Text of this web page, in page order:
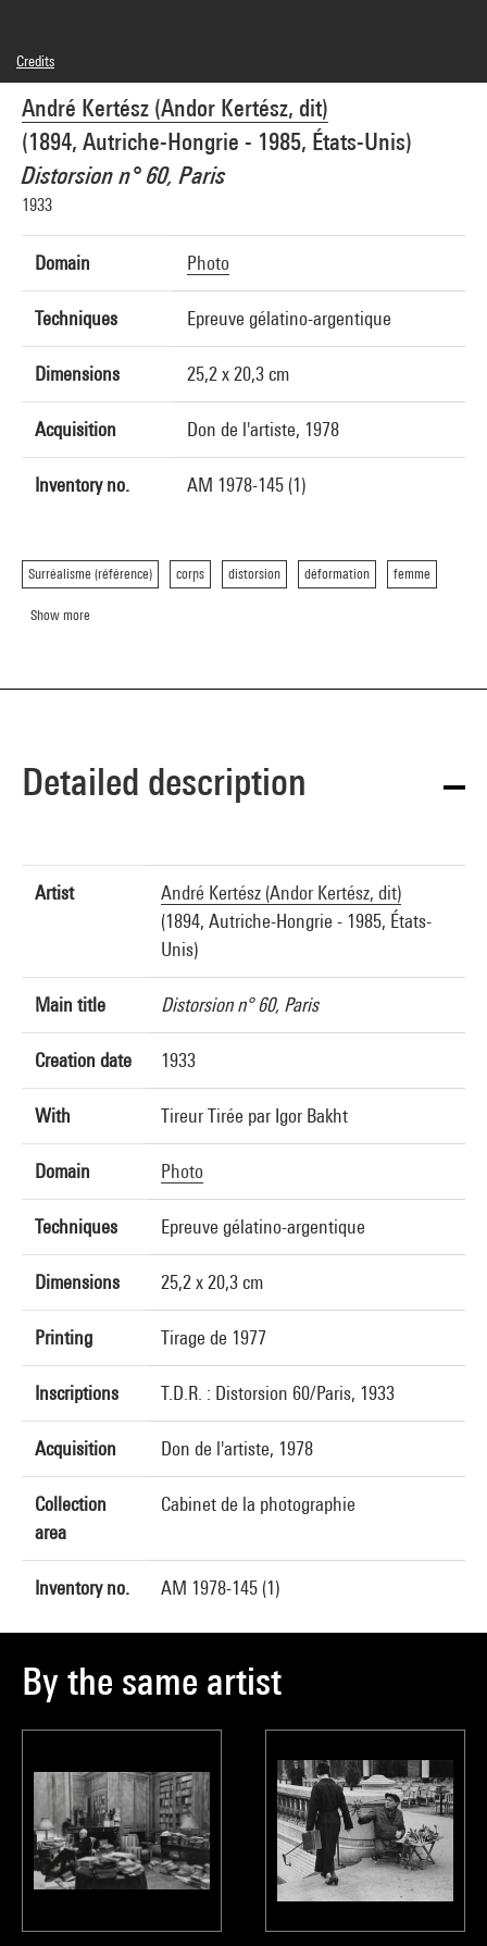
André Kertész (Andor Kertész, dit)
(1894, Autriche-Hongrie - 1985, États-Unis)
Distorsion n° 60, Paris
1933
Domain Photo
Techniques Epreuve gélatino-argentique
Dimensions 25,2 x 20,3 cm
Acquisition Don de l'artiste, 1978
Inventory no. AM 1978-145 (1)
Surréalisme (référence) corps distorsion déformation femme
Show more
Credits
© RMN-Grand Palais
Photo credits : Philippe Migeat - Centre Pompidou, MNAM-CCI
Image reference : 4N12311
Detailed description
Artist
André Kertész (Andor Kertész, dit)
(1894, Autriche-Hongrie - 1985, États-
Unis)
Main title Distorsion n° 60, Paris
Creation date 1933
With Tireur Tirée par Igor Bakht
Domain Photo
Techniques Epreuve gélatino-argentique
Dimensions 25,2 x 20,3 cm
Printing Tirage de 1977
Inscriptions T.D.R. : Distorsion 60/Paris, 1933
Acquisition Don de l'artiste, 1978
Collection
area
Cabinet de la photographie
Inventory no. AM 1978-145 (1)
By the same artist